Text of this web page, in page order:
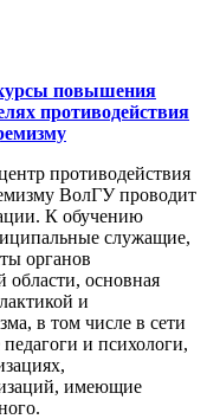
повышения
противодействия
противодействия
ВолГУ проводит
К обучению
служащие,
органов
области, основная
и
в том числе в сети
и психологи,
имеющие